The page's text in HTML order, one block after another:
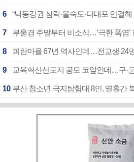
6 “낙동강권 삼락·을숙도·다대포 연결
7 부울경 주말부터 비소식…‘극한 폭염’
8 피란마을 67년 역사인데…전교생 24
9 교육혁신선도지 공모 코앞인데…구·
10 부산 청소년 극지탐험대 8인, 열흘간